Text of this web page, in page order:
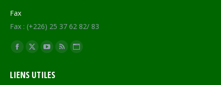
Fax
Fax : (+226) 25 37 62 82/ 83
Trouvez nous sur :
Facebook
opens
X
opens
YouTube
opens
RSS Site
LIENS UTILES